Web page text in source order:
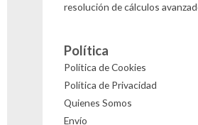
resolución de cálculos
Política
Política de Cookies
Política de Privacidad
Quienes Somos
Envío